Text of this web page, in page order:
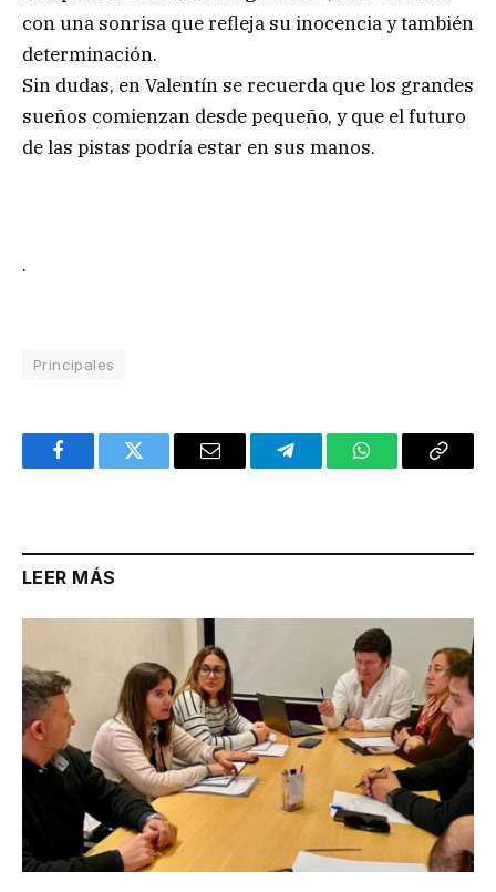
con una sonrisa que refleja su inocencia y también
determinación.
Sin dudas, en Valentín se recuerda que los grandes
sueños comienzan desde pequeño, y que el futuro
de las pistas podría estar en sus manos.
.
Principales
FacebookTwitter Email TelegramWhatsAppCopy
LEER MÁS